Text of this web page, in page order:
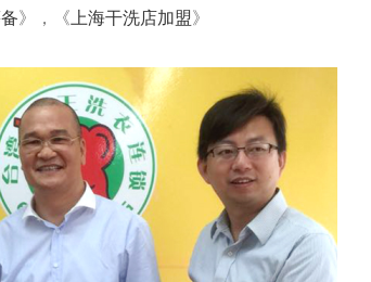
》，《 上海干洗店加盟》